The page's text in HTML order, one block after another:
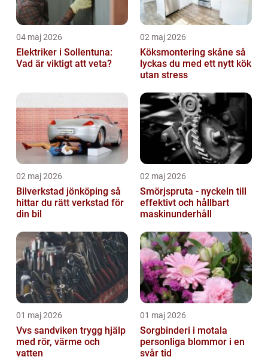
04 maj 2026
Elektriker i Sollentuna:
Vad är viktigt att veta?
02 maj 2026
Köksmontering skåne så
lyckas du med ett nytt kök
utan stress
02 maj 2026
Bilverkstad jönköping så
hittar du rätt verkstad för
din bil
02 maj 2026
Smörjspruta - nyckeln till
effektivt och hållbart
maskinunderhåll
01 maj 2026
Vvs sandviken trygg hjälp
med rör, värme och
vatten
01 maj 2026
Sorgbinderi i motala
personliga blommor i en
svår tid